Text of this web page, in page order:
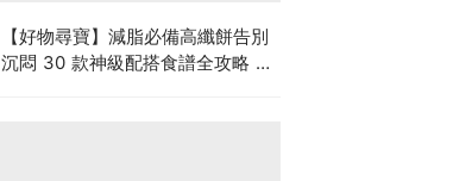
【好物尋寶】減脂必備高纖餅告別
沉悶 30 款神級配搭食譜全攻略 日